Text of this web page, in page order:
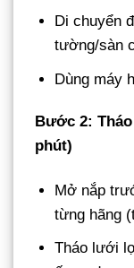
Di chuyển
tường/sàn
Dùng máy
Bước 2:
phút)
Mở nắp
từng hãng
Tháo lưới